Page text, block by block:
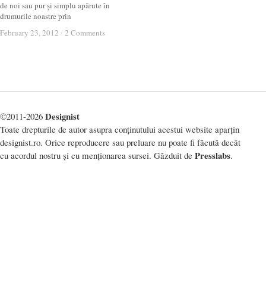
de noi sau pur și simplu apărute în
drumurile noastre prin
February 23, 2012 / 2 Comments
February 23, 2012 / 2 Comments
©2011-2026 Designist
Toate drepturile de autor asupra conținutului acestui website aparțin
designist.ro. Orice reproducere sau preluare nu poate fi făcută decât
cu acordul nostru și cu menționarea sursei. Găzduit de Presslabs.